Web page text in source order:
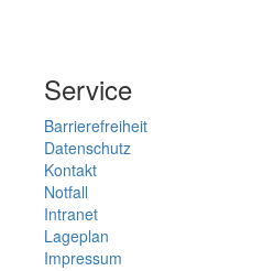
Service
Barrierefreiheit
Datenschutz
Kontakt
Notfall
Intranet
Lageplan
Impressum